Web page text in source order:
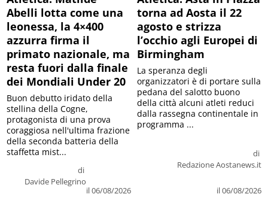
Abelli lotta come una
leonessa, la 4×400
azzurra firma il
primato nazionale, ma
resta fuori dalla finale
dei Mondiali Under 20
di
Davide Pellegrino
il 06/08/2026
Buon debutto iridato della
stellina della Cogne,
protagonista di una prova
coraggiosa nell'ultima frazione
della seconda batteria della
staffetta mist...
torna ad Aosta il 22
agosto e strizza
l’occhio agli Europei di
Birmingham
di
Redazione Aostanews.it
il 06/08/2026
La speranza degli
organizzatori è di portare sulla
pedana del salotto buono
della città alcuni atleti reduci
dalla rassegna continentale in
programma ...